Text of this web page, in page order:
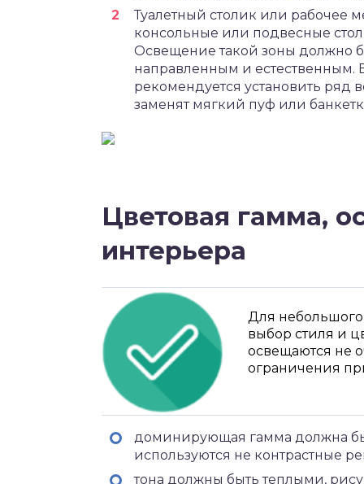
Туалетный столик или рабочее
консольные или подвесные
Освещение такой зоны должно
направленным и
рекомендуется установить ряд
заменят мягкий пуф или
Цветовая гамма,
интерьера
Для
выбор стиля и
освещаются не
ограничения
доминирующая гамма должна
используются не контрастные
тона должны быть теплыми,